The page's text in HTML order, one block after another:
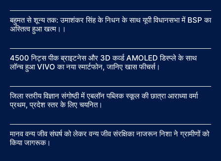
बहुमत से शून्य तक: उमाशंकर सिंह के निधन के साथ यूपी विधानसभा में BSP का
अस्तित्व हुआ खत्म।।
4500 निट्स पीक ब्राइटनेस और 3D कर्व्ड AMOLED डिस्प्ले के साथ
लॉन्च हुआ VIVO का नया स्मार्टफोन, जानिए खास फीचर्स।
जिला स्तरीय विज्ञान संगोष्ठी में एबलॉन पब्लिक स्कूल की छात्रा आराध्या वर्मा
प्रथम, प्रदेश स्तर के लिए चयनित।
मानव वन्य जीव संघर्ष को लेकर वन्य जीव संरक्षिका नाजरून निशा ने ग्रामीणों को
किया जागरूक।